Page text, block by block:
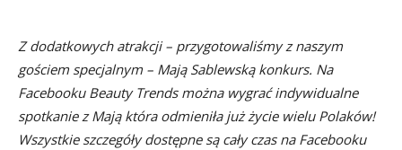
Z dodatkowych atrakcji – przygotowaliśmy z naszym
gościem specjalnym – Mają Sablewską konkurs. Na
Facebooku Beauty Trends można wygrać indywidualne
spotkanie z Mają która odmieniła już życie wielu Polaków!
Wszystkie szczegóły dostępne są cały czas na Facebooku